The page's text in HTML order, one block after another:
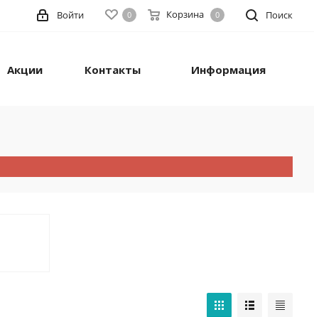
Поиск
0 Корзина 0
Войти
Акции Контакты Информация